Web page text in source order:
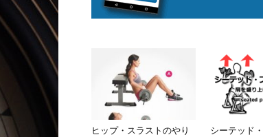
ヒップ・スラストのやり
シーテッド